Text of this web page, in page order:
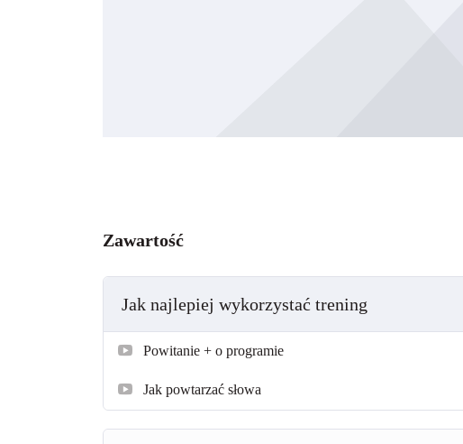
Zawartość
Jak najlepiej wykorzystać trening
Powitanie + o programie
Jak powtarzać słowa